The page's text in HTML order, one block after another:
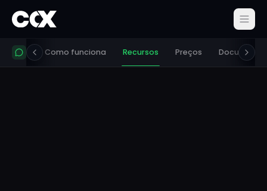
Como funciona Recursos Preços